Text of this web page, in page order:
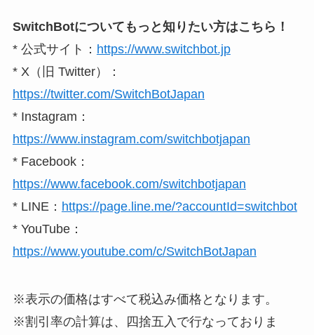
SwitchBotについてもっと知りたい方はこちら！
* 公式サイト： https://www.switchbot.jp
* X（旧 Twitter）：
https://twitter.com/SwitchBotJapan
* Instagram：
https://www.instagram.com/switchbotjapan
* Facebook：
https://www.facebook.com/switchbotjapan
* LINE： https://page.line.me/?accountId=switchbot
* YouTube：
https://www.youtube.com/c/SwitchBotJapan
※表示の価格はすべて税込み価格となります。
※割引率の計算は、四捨五入で行なっておりま